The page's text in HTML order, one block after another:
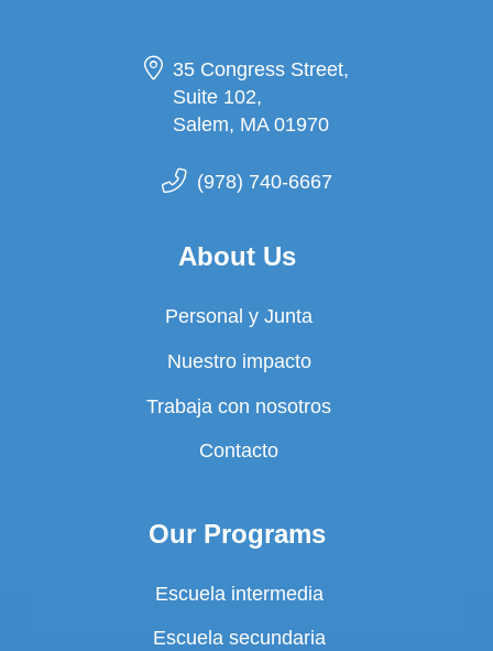
35 Congress Street,
Suite 102,
Salem, MA 01970
(978) 740-6667
About Us
Personal y Junta
Nuestro impacto
Trabaja con nosotros
Contacto
Our Programs
Escuela intermedia
Escuela secundaria